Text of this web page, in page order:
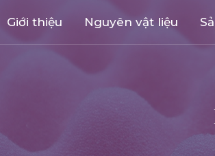
Giới thiệu Nguyên vật liệu